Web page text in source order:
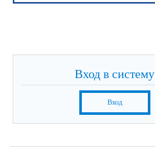
Вход в систему
Вход